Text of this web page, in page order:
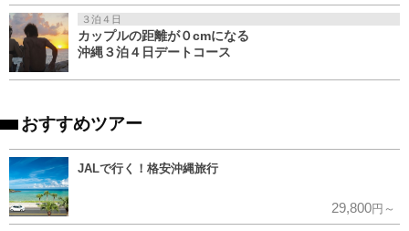
３泊４日
カップルの距離が０cmになる
沖縄３泊４日デートコース
おすすめツアー
JALで行く！格安沖縄旅行
29,800円～